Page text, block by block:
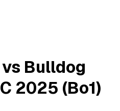
Bulldog
2025 (Bo1)